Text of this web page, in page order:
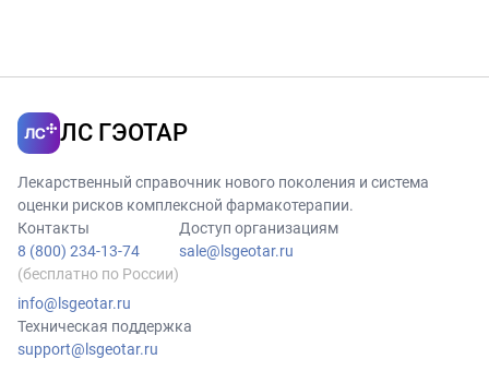
ЛС ГЭОТАР
Лекарственный справочник нового поколения и система
оценки рисков комплексной фармакотерапии.
Контакты
8 (800) 234-13-74
(бесплатно по России)
info@lsgeotar.ru
Доступ организациям
sale@lsgeotar.ru
Техническая поддержка
support@lsgeotar.ru